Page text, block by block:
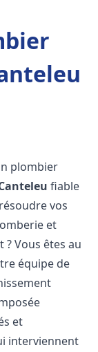
plombier
fiable
vos
et
? Vous êtes au
équipe de
et
interviennent